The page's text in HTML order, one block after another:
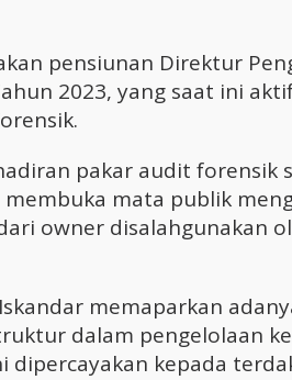
pensiunan Direktur
2023, yang saat ini
pakar audit forensik
mata publik
owner disalahgunakan
memaparkan
dalam pengelolaan
dipercayakan kepada